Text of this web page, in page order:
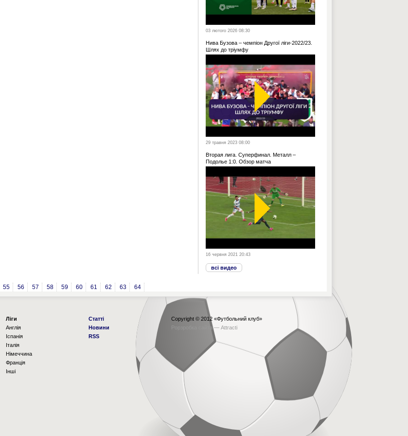
03 лютого 2026 08:30
Нива Бузова – чемпіон Другої ліги-2022/23.
Шлях до тріумфу
29 травня 2023 08:00
Вторая лига. Суперфинал. Металл –
Подолье 1:0. Обзор матча
16 червня 2021 20:43
всі видео
55 56 57 58 59 60 61 62 63 64
Ліги
Англія
Іспанія
Італія
Німеччина
Франція
Інші
Статті
Новини
RSS
Copyright © 2012 «Футбольний клуб»
Рорзробка сайта — Attracti